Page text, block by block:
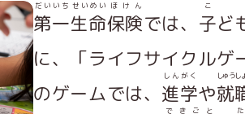
第一
だいいち
生命
せいめい
保険
ほけん
では、 子
こ
ど
に、「ライフサイクルゲ
のゲームでは、 進学
しんがく
や就
しゅうし
できごと